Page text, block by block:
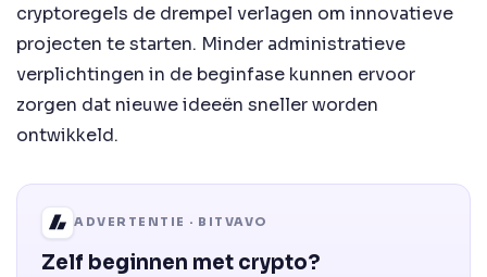
cryptoregels de drempel verlagen om innovatieve
projecten te starten. Minder administratieve
verplichtingen in de beginfase kunnen ervoor
zorgen dat nieuwe ideeën sneller worden
ontwikkeld.
ADVERTENTIE · BITVAVO
Zelf beginnen met crypto?